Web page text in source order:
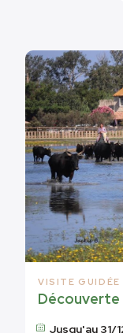
VISITE GUIDÉE
Découverte
Jusqu'au 31/